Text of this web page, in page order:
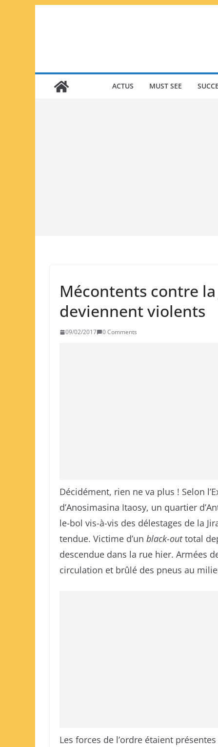
ACTUS MUST SEE
Mécontents contre
deviennent violents
09/02/2017 0 Comments
Décidément, rien ne va plus ! Selon
d’Anosimasina Itaosy, un quartier
le-bol vis-à-vis des délestages de la
tendue. Victime d’un black-outtotal
descendue dans la rue hier. Armées
circulation et brûlé des pneus au
Les forces de l’ordre étaient